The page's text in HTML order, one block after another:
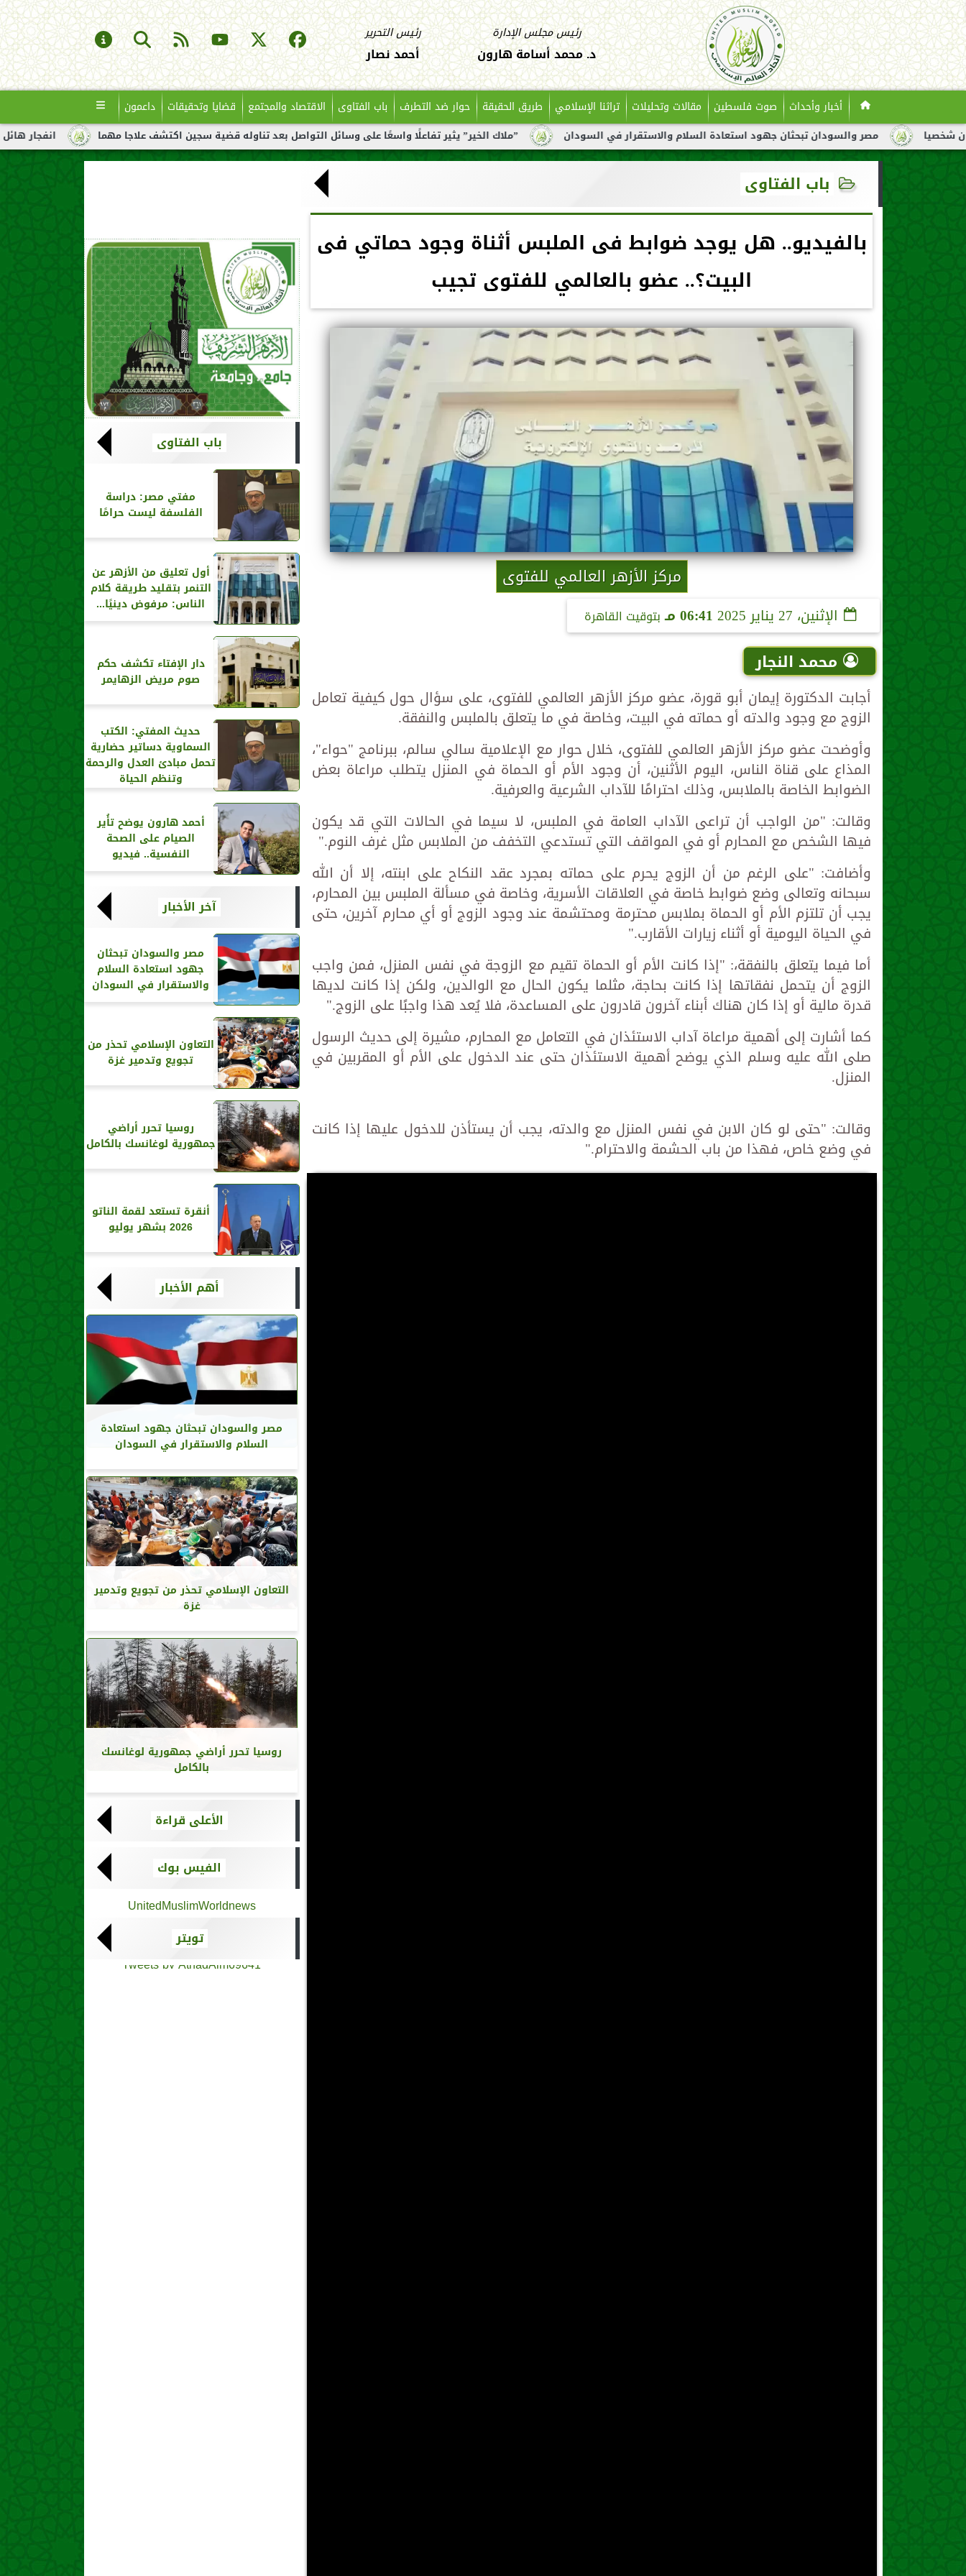
رئيس مجلس الإدارة
د. محمد أسامة هارون
رئيس التحرير
أحمد نصار
أخبار وأحداث صوت فلسطين مقالات وتحليلات تراثنا الإسلامي طريق الحقيقة حوار ضد التطرف باب الفتاوى الاقتصاد والمجتمع قضايا وتحقيقات داعمون
انفجار هائل لناقلة نفط ”ملاك الخير” يثير تفاعلًا واسعًا على وسائل التواصل بعد تناوله قضية سجين اكتشف علاجا مهما مصر والسودان تبحثان جهود استعادة السلام والاستقرار في السودان
باب الفتاوى
بالفيديو.. هل يوجد ضوابط فى الملبس أثناة وجود حماتي فى
البيت؟.. عضو بالعالمي للفتوى تجيب
مركز الأزهر العالمي للفتوى
الإثنين، 27 يناير 2025 06:41 مـ بتوقيت القاهرة
محمد النجار
أجابت الدكتورة إيمان أبو قورة، عضو مركز الأزهر العالمي للفتوى، على سؤال حول كيفية تعامل
الزوج مع وجود والدته أو حماته في البيت، وخاصة في ما يتعلق بالملبس والنفقة.
وأوضحت عضو مركز الأزهر العالمي للفتوى، خلال حوار مع الإعلامية سالي سالم، ببرنامج "حواء"،
المذاع على قناة الناس، اليوم الأثنين، أن وجود الأم أو الحماة في المنزل يتطلب مراعاة بعض
الضوابط الخاصة بالملابس، وذلك احترامًا للآداب الشرعية والعرفية.
وقالت: "من الواجب أن تراعى الآداب العامة في الملبس، لا سيما في الحالات التي قد يكون
فيها الشخص مع المحارم أو في المواقف التي تستدعي التخفف من الملابس مثل غرف النوم."
وأضافت: "على الرغم من أن الزوج يحرم على حماته بمجرد عقد النكاح على ابنته، إلا أن الله
سبحانه وتعالى وضع ضوابط خاصة في العلاقات الأسرية، وخاصة في مسألة الملبس بين المحارم،
يجب أن تلتزم الأم أو الحماة بملابس محترمة ومحتشمة عند وجود الزوج أو أي محارم آخرين، حتى
في الحياة اليومية أو أثناء زيارات الأقارب."
أما فيما يتعلق بالنفقة،: "إذا كانت الأم أو الحماة تقيم مع الزوجة في نفس المنزل، فمن واجب
الزوج أن يتحمل نفقاتها إذا كانت بحاجة، مثلما يكون الحال مع الوالدين، ولكن إذا كانت لديها
قدرة مالية أو إذا كان هناك أبناء آخرون قادرون على المساعدة، فلا يُعد هذا واجبًا على الزوج."
كما أشارت إلى أهمية مراعاة آداب الاستئذان في التعامل مع المحارم، مشيرة إلى حديث الرسول
صلى الله عليه وسلم الذي يوضح أهمية الاستئذان حتى عند الدخول على الأم أو المقربين في
المنزل.
وقالت: "حتى لو كان الابن في نفس المنزل مع والدته، يجب أن يستأذن للدخول عليها إذا كانت
في وضع خاص، فهذا من باب الحشمة والاحترام."
باب الفتاوى
مفتي مصر: دراسة
الفلسفة ليست حرامًا
أول تعليق من الأزهر عن
التنمر بتقليد طريقة كلام
الناس: مرفوض دينيًا...
دار الإفتاء تكشف حكم
صوم مريض الزهايمر
حديث المفتي: الكتب
السماوية دساتير حضارية
تحمل مبادئ العدل والرحمة
وتنظم الحياة
أحمد هارون يوضح تأُير
الصيام على الصحة
النفسية.. فيديو
آخر الأخبار
مصر والسودان تبحثان
جهود استعادة السلام
والاستقرار في السودان
التعاون الإسلامي تحذر من
تجويع وتدمير غزة
روسيا تحرر أراضي
جمهورية لوغانسك بالكامل
أنقرة تستعد لقمة الناتو
2026 بشهر يوليو
أهم الأخبار
مصر والسودان تبحثان جهود استعادة
السلام والاستقرار في السودان
التعاون الإسلامي تحذر من تجويع وتدمير
غزة
روسيا تحرر أراضي جمهورية لوغانسك
بالكامل
الأعلى قراءة
الفيس بوك
UnitedMuslimWorldnews
تويتر
Tweets by AthadAlm69641